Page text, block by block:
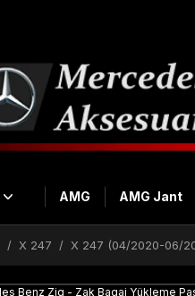
AMG AMG Jant
X 247 X 247 (04/2020-06/